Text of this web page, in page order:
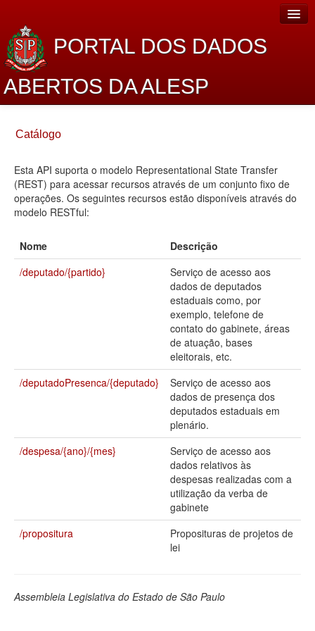
PORTAL DOS DADOS
ABERTOS DA ALESP
Sobre o projeto
Dados Abertos Alesp
Lei de Acesso à Informação
Planejamento
Catálogo de dados
Legislação
Perguntas frequentes
Catálogo
Esta API suporta o modelo Representational State Transfer
(REST) para acessar recursos através de um conjunto fixo de
operações. Os seguintes recursos estão disponíveis através do
modelo RESTful:
Nome
Descrição
/deputado/{partido}
Serviço de acesso aos
dados de deputados
estaduais como, por
exemplo, telefone de
contato do gabinete, áreas
de atuação, bases
eleitorais, etc.
/deputadoPresenca/{deputado}
Serviço de acesso aos
dados de presença dos
deputados estaduais em
plenário.
/despesa/{ano}/{mes}
Serviço de acesso aos
dados relativos às
despesas realizadas com a
utilização da verba de
gabinete
/propositura
Proposituras de projetos de
lei
Assembleia Legislativa do Estado de São Paulo